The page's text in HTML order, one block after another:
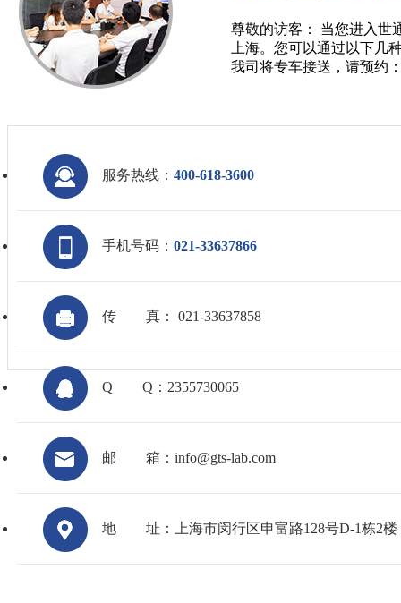
尊敬的访客： 当您进入世
上海。您可以通过以下几
我司将专车接送，请预约
服务热线： 400-618-3600
手机号码： 021-33637866
传 真： 021-33637858
Q Q：2355730065
邮 箱：info@gts-lab.com
地 址：上海市闵行区申富路128号D-1栋2楼